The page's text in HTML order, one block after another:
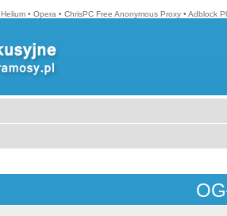
Helium • Opera • ChrisPC Free Anonymous Proxy • Adblock